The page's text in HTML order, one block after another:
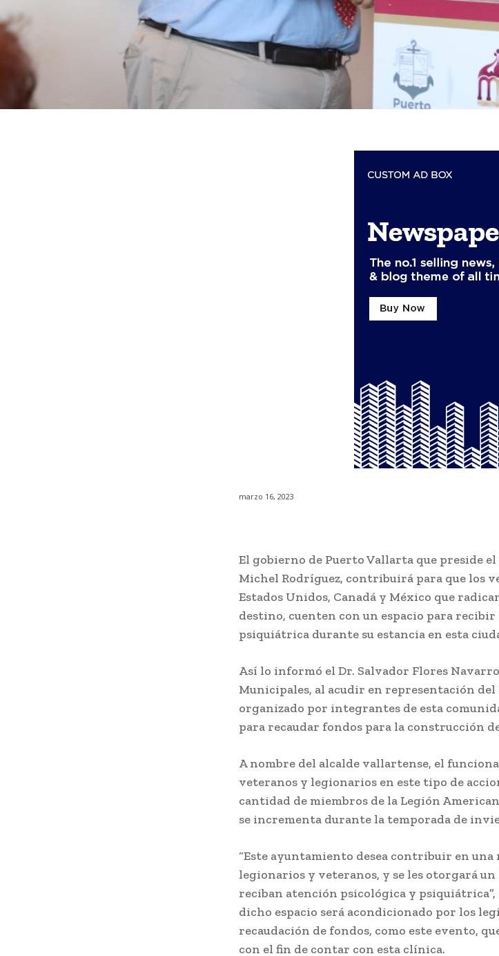
marzo 16, 2023
El gobierno de Puerto Vallarta que preside
Michel Rodríguez, contribuirá para que los
Estados Unidos, Canadá y México que
destino, cuenten con un espacio para
psiquiátrica durante su estancia en esta
Así lo informó el Dr. Salvador Flores
Municipales, al acudir en representación del
organizado por integrantes de esta
para recaudar fondos para la construcción
A nombre del alcalde vallartense, el
veteranos y legionarios en este tipo de
cantidad de miembros de la Legión
se incrementa durante la temporada de
“Este ayuntamiento desea contribuir en una
legionarios y veteranos, y se les otorgará
reciban atención psicológica y
dicho espacio será acondicionado por los
recaudación de fondos, como este evento,
con el fin de contar con esta clínica.